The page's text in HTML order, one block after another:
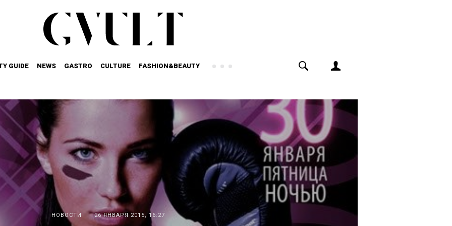
GUIDE NEWS GASTRO CULTURE FASHION&BEAUTY
НОВОСТИ 26 ЯНВАРЯ 2015, 16:27